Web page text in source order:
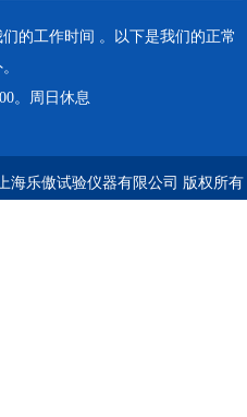
的工作时间 。以下是我们的正常
。周日休息
海乐傲试验仪器有限公司 版权所